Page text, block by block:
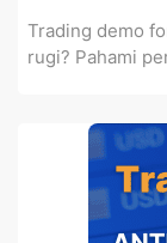
Trading demo
rugi? Pahami